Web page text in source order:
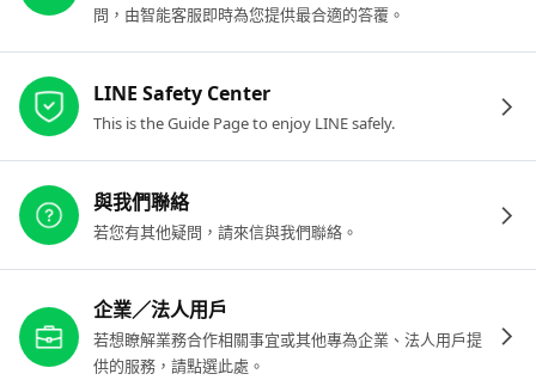
問，由智能客服即時為您提供最合適的答覆。
LINE Safety Center
This is the Guide Page to enjoy LINE safely.
與我們聯絡
若您有其他疑問，請來信與我們聯絡。
企業／法人用戶
若想瞭解業務合作相關事宜或其他專為企業、法人用戶提
供的服務，請點選此處。